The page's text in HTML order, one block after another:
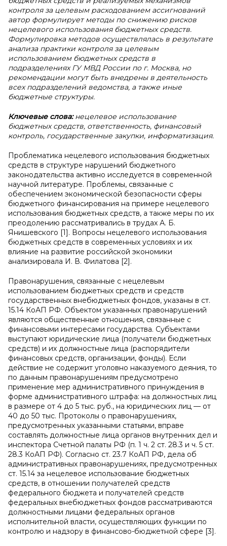
контроля за целевым расходованием ассигнований
автор формулирует методы по снижению рисков
нецелевого использования бюджетных средств.
Формулировка методов осуществлялась в результате
анализа практики контроля за целевым
использованием бюджетных средств в
подразделениях ГУ МВД России по г. Москва, но
рекомендации могут быть внедрены в деятельность
всех подразделений ведомства, а также иные
бюджетные структуры.
Ключевые слова:нецелевое использование
бюджетных средств, ответственность, финансовый
контроль, государственные закупки, информатизация.
Проблематика нецелевого использования бюджетных
средств в структуре нарушений бюджетного
законодательства активно исследуется в современной
научной литературе. Проблемы, связанные с
обеспечением экономической безопасности сферы
бюджетного финансирования на примере нецелевого
использования бюджетных средств, а также меры по их
преодолению рассматривались в трудах А. Б.
Янишевского [1]. Вопросы нецелевого использования
бюджетных средств в современных условиях и их
влияние на развитие российской экономики
анализировала И. В. Филатова [2].
Правонарушения, связанные с нецелевым
использованием бюджетных средств и средств
государственных внебюджетных фондов, указаны в ст.
15.14 КоАП РФ. Объектом указанных правонарушений
являются общественные отношения, связанные с
финансовыми интересами государства. Субъектами
выступают юридические лица (получатели бюджетных
средств) и их должностные лица (распорядители
финансовых средств, организации, фонды). Если
действие не содержит уголовно наказуемого деяния, то
по данным правонарушениям предусмотрено
применение мер административного принуждения в
форме административного штрафа: на должностных лиц
в размере от 4 до 5 тыс. руб., на юридических лиц — от
40 до 50 тыс. Протоколы о правонарушениях,
предусмотренных указанными статьями, вправе
составлять должностные лица органов внутренних дел и
инспектора Счетной палаты РФ (п. 1 ч. 2 ст. 28.3 и ч. 5 ст.
28.3 КоАП РФ). Согласно ст. 23.7 КоАП РФ, дела об
административных правонарушениях, предусмотренных
ст. 15.14 за нецелевое использование бюджетных
средств, в отношении получателей средств
федерального бюджета и получателей средств
федеральных внебюджетных фондов рассматриваются
должностными лицами федеральных органов
исполнительной власти, осуществляющих функции по
контролю и надзору в финансово-бюджетной сфере [3].